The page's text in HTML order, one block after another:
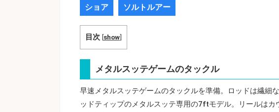
ショア ソルトルアー
目次 [show]
メタルスッテゲームのタックル
早速メタルスッテゲームのタックルを準備。ロッドは繊細
ッドティップのメタルスッテ専用の7ftモデル。リールはカ